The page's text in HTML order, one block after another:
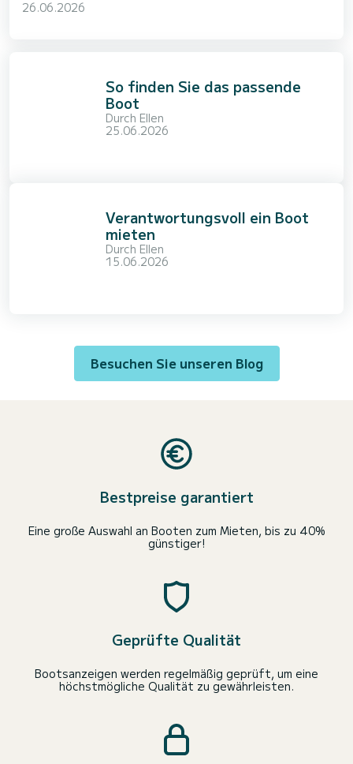
26.06.2026
So finden Sie das passende
Boot
Durch Ellen
25.06.2026
Verantwortungsvoll ein Boot
mieten
Durch Ellen
15.06.2026
Besuchen Sie unseren Blog
Bestpreise garantiert
Eine große Auswahl an Booten zum Mieten, bis zu 40%
günstiger!
Geprüfte Qualität
Bootsanzeigen werden regelmäßig geprüft, um eine
höchstmögliche Qualität zu gewährleisten.